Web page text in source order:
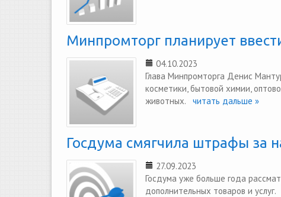
Минпромторг планирует
04.10.2023
Глава Минпромторга Денис
косметики, бытовой химии,
животных. читать дальше »
Госдума смягчила штрафы за
27.09.2023
Госдума уже больше года
дополнительных товаров и услуг.